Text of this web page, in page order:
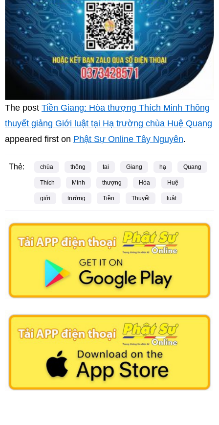
The post Tiền Giang: Hòa thượng Thích Minh Thông
thuyết giảng Giới luật tại Hạ trường chùa Huệ Quang
appeared first on Phật Sự Online Tây Nguyên.
Thẻ: chùa thông tai Giang hạ Quang
Thích Minh thượng Hòa Huệ
giới trường Tiền Thuyết luật